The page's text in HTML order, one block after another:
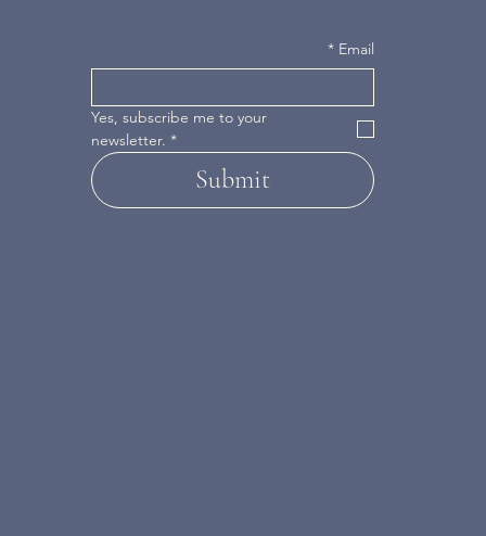
Email
*
Yes, subscribe me to your
newsletter. *
Submit